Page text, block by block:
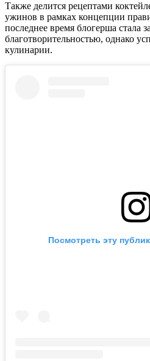
Также делится рецептами
ужинов в рамках концепции
последнее время блогерша стала
благотворительностью, однако
кулинарии.
Посмотреть эту